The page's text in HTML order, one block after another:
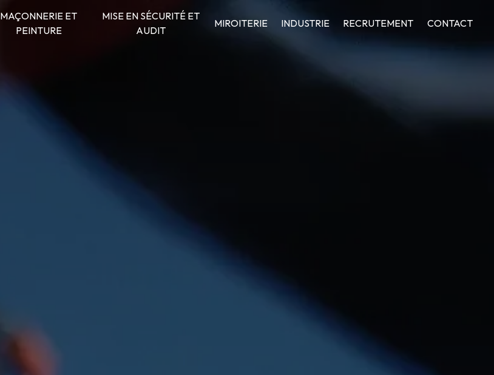
MAÇONNERIE ET
PEINTURE
MISE EN SÉCURITÉ ET
AUDIT
MIROITERIE INDUSTRIE RECRUTEMENT CONTACT